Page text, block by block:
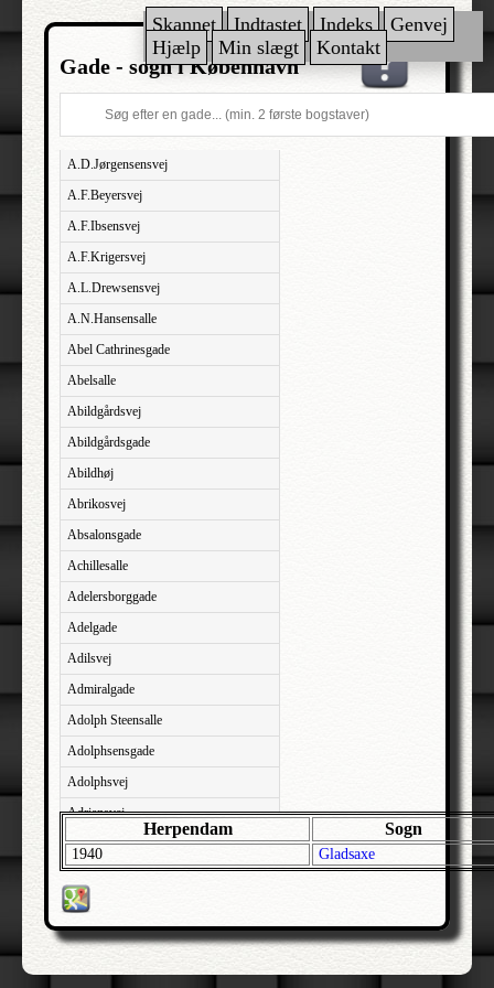
Skannet Indtastet Indeks
Genvej
Hjælp
Min slægt Kontakt
Gade - sogn i København
A.D.Jørgensensvej
A.F.Beyersvej
A.F.Ibsensvej
A.F.Krigersvej
A.L.Drewsensvej
A.N.Hansensalle
Abel Cathrinesgade
Abelsalle
Abildgårdsvej
Abildgårdsgade
Abildhøj
Abrikosvej
Absalonsgade
Achillesalle
Adelersborggade
Adelgade
Adilsvej
Admiralgade
Adolph Steensalle
Adolphsensgade
Adolphsvej
Adriansvej
Aftenbakken
Agavevej
Agerlandsvej
Agermosen
Herpendam Sogn
1940 Gladsaxe